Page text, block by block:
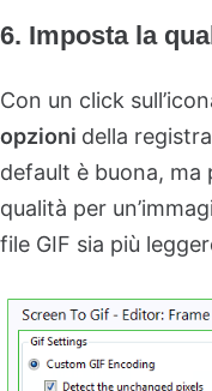
6. Imposta la
Con un click
opzioni della
default è buona, ma
qualità per
file GIF sia più